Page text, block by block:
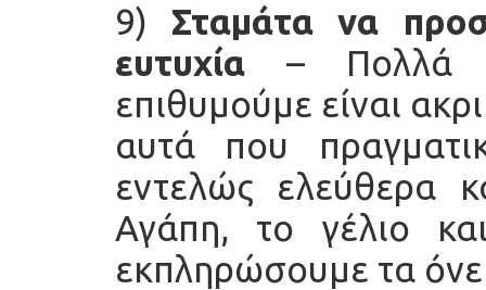
9) Σταμάτα να
ευτυχία – Πολλά
επιθυμούμε είναι
αυτά που
εντελώς ελεύθερα
Αγάπη, το γέλιο
εκπληρώσουμε τα